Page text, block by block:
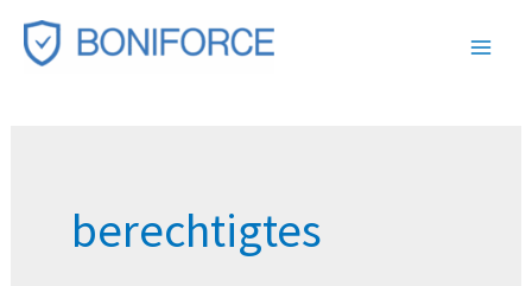
Zum
Inhalt
berechtigtes